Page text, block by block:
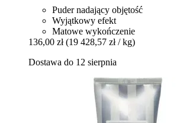
Puder nadający objętość
Wyjątkowy efekt
Matowe wykończenie
136,00 zł (19 428,57 zł / kg)
Dostawa do 12 sierpnia